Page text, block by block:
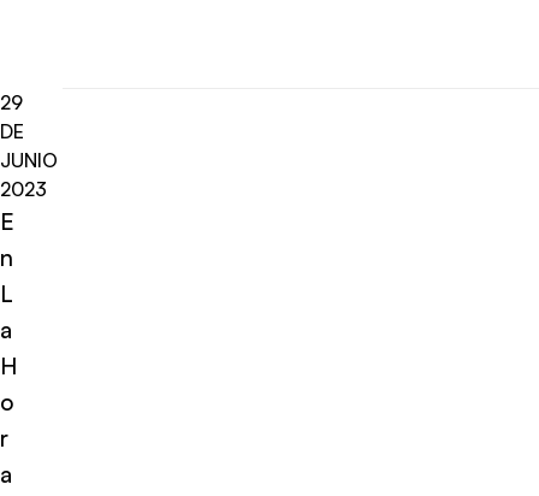
29
DE
JUNIO
2023
E
n
L
a
H
o
r
a